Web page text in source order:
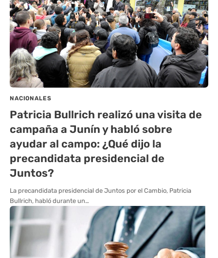
NACIONALES
Patricia Bullrich realizó una visita de
campaña a Junín y habló sobre
ayudar al campo: ¿Qué dijo la
precandidata presidencial de
Juntos?
La precandidata presidencial de Juntos por el Cambio, Patricia
Bullrich, habló durante un…